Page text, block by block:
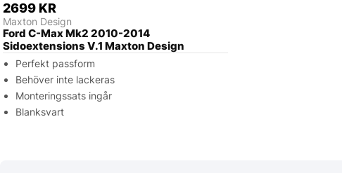
2699 KR
Maxton Design
Ford C-Max Mk2 2010-2014
Sidoextensions V.1 Maxton Design
Perfekt passform
Behöver inte lackeras
Monteringssats ingår
Blanksvart